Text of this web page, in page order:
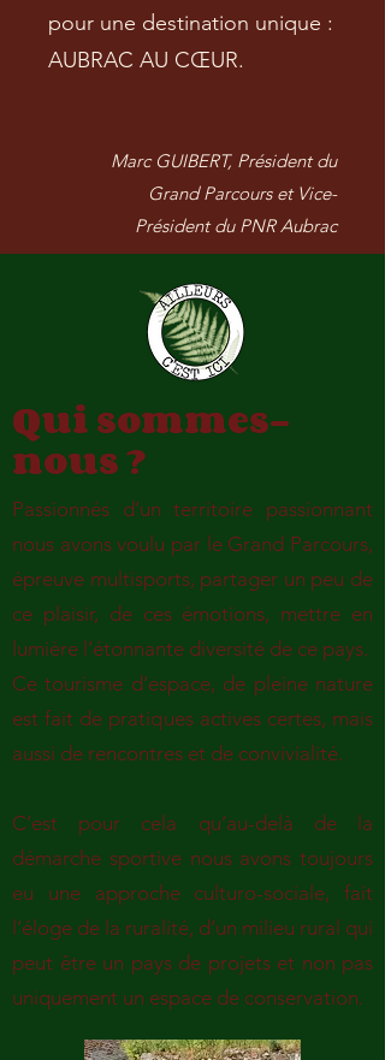
pour une destination unique :
AUBRAC AU CŒUR.
Marc GUIBERT, Président du
Grand Parcours et Vice-
Président du PNR Aubrac
Qui sommes-
nous ?
Passionnés d’un territoire passionnant
nous avons voulu par le Grand Parcours,
épreuve multisports, partager un peu de
ce plaisir, de ces émotions, mettre en
lumière l’étonnante diversité de ce pays.
Ce tourisme d’espace, de pleine nature
est fait de pratiques actives certes, mais
aussi de rencontres et de convivialité.
C’est pour cela qu’au-delà de la
démarche sportive nous avons toujours
eu une approche culturo-sociale, fait
l’éloge de la ruralité, d’un milieu rural qui
peut être un pays de projets et non pas
uniquement un espace de conservation.